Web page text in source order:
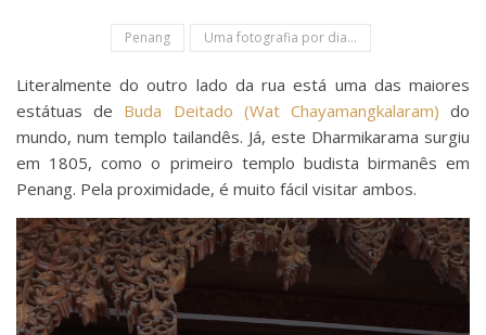
Penang Uma fotografia por dia...
Literalmente do outro lado da rua está uma das maiores
estátuas de Buda Deitado (Wat Chayamangkalaram) do
mundo, num templo tailandês. Já, este Dharmikarama surgiu
em 1805, como o primeiro templo budista birmanês em
Penang. Pela proximidade, é muito fácil visitar ambos.